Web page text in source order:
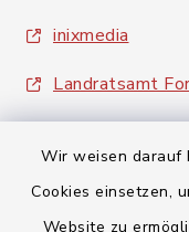
Wir weisen darauf
Cookies einsetzen,
Website zu
inixmedia
Landratsamt